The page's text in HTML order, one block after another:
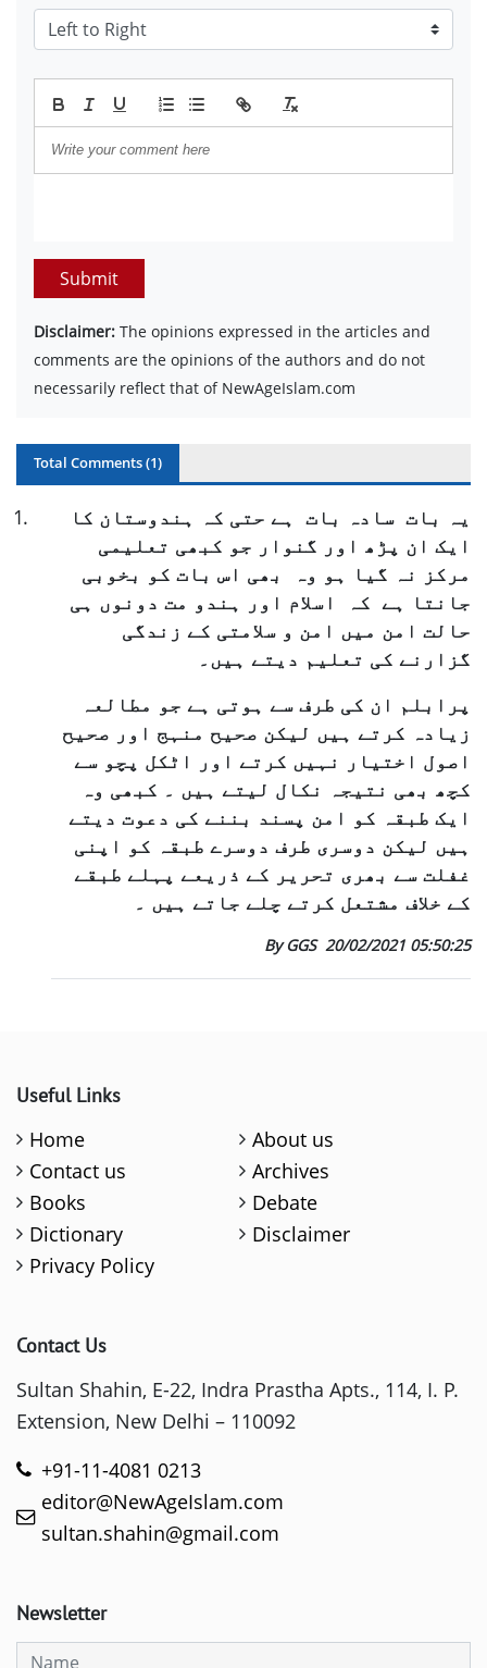
Submit
Disclaimer: The opinions expressed in the articles and
comments are the opinions of the authors and do not
necessarily reflect that of NewAgeIslam.com
Total Comments (1)
1.
یہ بات سادہ بات ہے حتی کہ ہندوستان کا
ایک ان پڑھ اور گنوار جو کبھی تعلیمی
مرکز نہ گیا ہو وہ بھی اس بات کو بخوبی
جانتا ہے کہ اسلام اور ہندو مت دونوں ہی
حالت امن میں امن و سلامتی کے زندگی
گزارنے کی تعلیم دیتے ہیں۔
پرابلم ان کی طرف سے ہوتی ہے جو مطالعہ
زیادہ کرتے ہیں لیکن صحیح منہج اور صحیح
اصول اختیار نہیں کرتے اور اٹکل پچو سے
کچھ بھی نتیجہ نکال لیتے ہیں ۔ کبھی وہ
ایک طبقہ کو امن پسند بننے کی دعوت دیتے
ہیں لیکن دوسری طرف دوسرے طبقہ کو اپنی
غفلت سے بھری تحریر کے ذریعے پہلے طبقے
کے خلاف مشتعل کرتے چلے جاتے ہیں ۔
By GGS 20/02/2021 05:50:25
Useful Links
Home
About us
Contact us
Archives
Books
Debate
Dictionary
Disclaimer
Privacy Policy
Contact Us
Sultan Shahin, E-22, Indra Prastha Apts., 114, I. P.
Extension, New Delhi – 110092
+91-11-4081 0213
editor@NewAgeIslam.com
sultan.shahin@gmail.com
Newsletter